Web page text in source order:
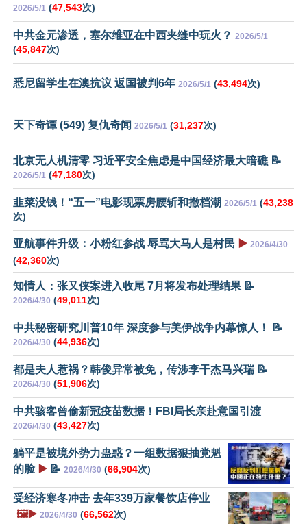
2026/5/1 (47,543次)
中共金元渗透，塞尔维亚在中西夹缝中玩火？ 2026/5/1
(45,847次)
悉尼留学生在澳抗议 返国被判6年 2026/5/1 (43,494次)
天下奇谭 (549) 复仇奇闻 2026/5/1 (31,237次)
北京无人机清零 习近平安全焦虑是中国经济最大暗礁 📝
2026/5/1 (47,180次)
韭菜没钱！“五一”电影现票房腰斩和撤档潮 2026/5/1 (43,238
次)
亚航事件升级：小粉红参战 辱骂大马人是村民 ▶️ 2026/4/30
(42,360次)
知情人：张又侠案进入收尾 7月将发布处理结果 📝
2026/4/30 (49,011次)
中共秘密研究川普10年 深度参与美伊战争内幕惊人！ 📝
2026/4/30 (44,936次)
都是夫人惹祸？韩俊异常被免，传涉李干杰马兴瑞 📝
2026/4/30 (51,906次)
中共骇客曾偷新冠疫苗数据！FBI局长亲赴意国引渡
2026/4/30 (43,427次)
躺平是被境外势力蛊惑？一组数据狠抽党魁
的脸 ▶️ 📝 2026/4/30 (66,904次)
受经济寒冬冲击 去年339万家餐饮店停业
🖼️▶️ 2026/4/30 (66,562次)